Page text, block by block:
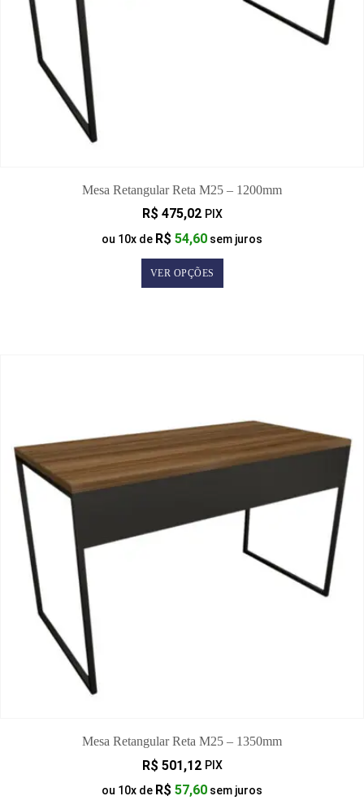
Mesa Retangular Reta M25 – 1200mm
R$ 475,02 PIX
ou 10x de R$ 54,60 sem juros
VER OPÇÕES
Mesa Retangular Reta M25 – 1350mm
R$ 501,12 PIX
ou 10x de R$ 57,60 sem juros